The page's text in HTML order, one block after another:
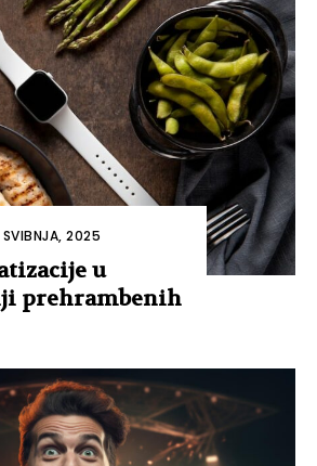
2025
u
prehrambenih